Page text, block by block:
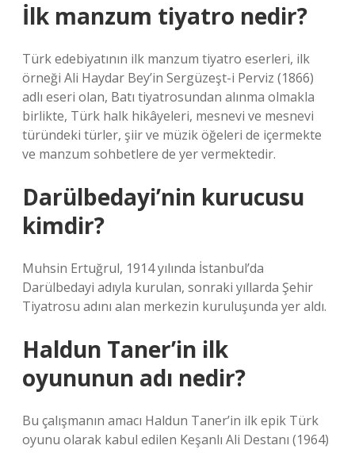
İlk manzum tiyatro nedir?
Türk edebiyatının ilk manzum tiyatro eserleri, ilk
örneği Ali Haydar Bey’in Sergüzeşt-i Perviz (1866)
adlı eseri olan, Batı tiyatrosundan alınma olmakla
birlikte, Türk halk hikâyeleri, mesnevi ve mesnevi
türündeki türler, şiir ve müzik öğeleri de içermekte
ve manzum sohbetlere de yer vermektedir.
Darülbedayi’nin kurucusu
kimdir?
Muhsin Ertuğrul, 1914 yılında İstanbul’da
Darülbedayi adıyla kurulan, sonraki yıllarda Şehir
Tiyatrosu adını alan merkezin kuruluşunda yer aldı.
Haldun Taner’in ilk
oyununun adı nedir?
Bu çalışmanın amacı Haldun Taner’in ilk epik Türk
oyunu olarak kabul edilen Keşanlı Ali Destanı (1964)